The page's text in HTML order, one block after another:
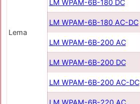
Lema
LM WPAM-6B-180 DC
LM WPAM-6B-180 AC-DC
LM WPAM-6B-200 AC
LM WPAM-6B-200 DC
LM WPAM-6B-200 AC-DC
LM WPAM-6B-220 AC